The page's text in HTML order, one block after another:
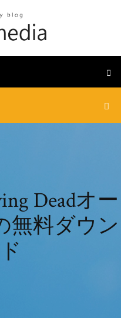
Deadオー
無料ダウン